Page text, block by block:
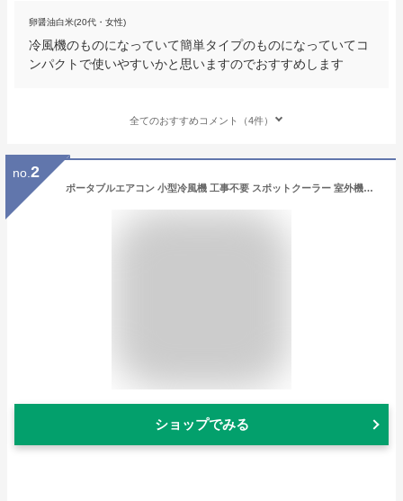
卵醤油白米(20代・女性)
冷風機のものになっていて簡単タイプのものになっていてコ
ンパクトで使いやすいかと思いますのでおすすめします
全てのおすすめコメント（4件）
no. 2
ポータブルエアコン 小型冷風機 工事不要 スポットクーラー 室外機不要 静音 除湿 冷風 暖房 移動式クーラー 省エネ 暑さ対策 窓不要 寝室 リビング 車中泊 キャンプ 室内 室外対応 持ち運び便利 室外機なし 暑さ対策 涼しい 部屋干し
ショップでみる